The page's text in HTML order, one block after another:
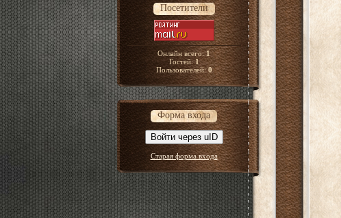
Посетители
Онлайн всего:1
Гостей:1
Пользователей:0
Форма входа
Войти через uID
Старая форма входа